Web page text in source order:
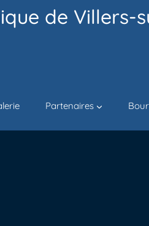
de Villers-
Partenaires